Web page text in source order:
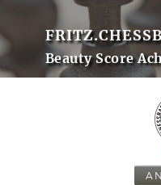
Beauty Score